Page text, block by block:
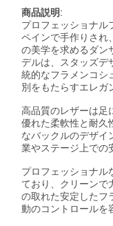
商品説明:
プロフェッショナル
ペインで手作りされ
の美学を求めるダン
デルは、スタッズデ
統的なフラメンコシ
別をもたらすエレガ
高品質のレザーは足
優れた柔軟性と耐久
なバックルのデザイ
業やステージ上での
プロフェッショナル
ており、クリーンで
の取れた安定したフ
動のコントロールを